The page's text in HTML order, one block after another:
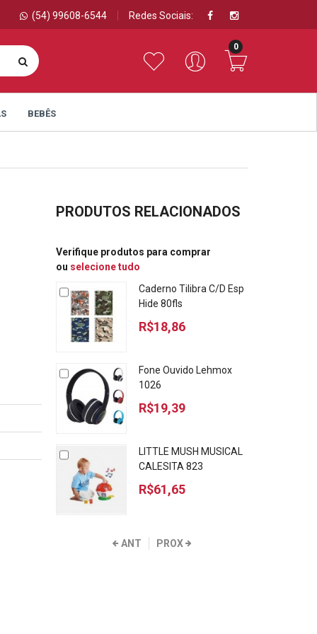
Redes Sociais:
(54) 99608-6544
0
BEBÊS
PRODUTOS RELACIONADOS
Verifique produtos para comprar
ou selecione tudo
Caderno Tilibra C/D Esp
Hide 80fls
R$18,86
Fone Ouvido Lehmox
1026
R$19,39
LITTLE MUSH MUSICAL
CALESITA 823
R$61,65
ANT PROX